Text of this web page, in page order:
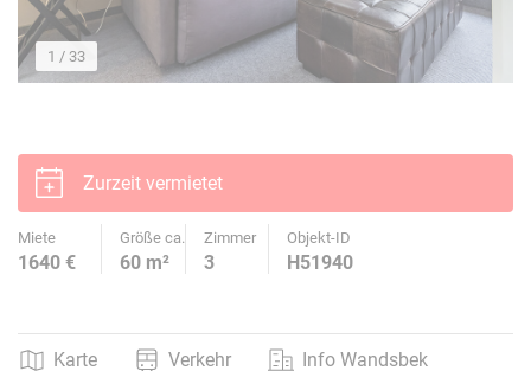
1 / 33
Zurzeit vermietet
Miete Größe ca. Zimmer Objekt-ID
1640 € 60 m² 3 H51940
Karte Verkehr Info Wandsbek